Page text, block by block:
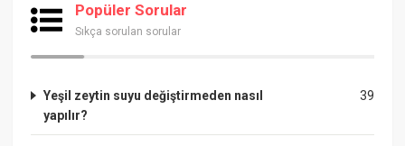
Popüler Sorular
Sıkça sorulan sorular
39
Yeşil zeytin suyu değiştirmeden nasıl
yapılır?